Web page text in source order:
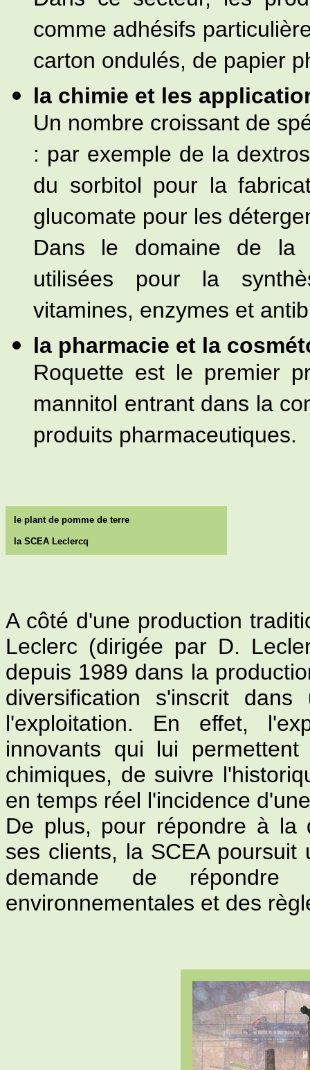
comme adhésifs
carton ondulés, de papier
la chimie et les
Un nombre croissant de
: par exemple de la
du sorbitol pour la
glucomate pour les
Dans le domaine de la
utilisées pour la
vitamines, enzymes et
la pharmacie et la
Roquette est le premier
mannitol entrant dans la
produits pharmaceutiques.
le plant de pomme de terre
la SCEA Leclercq
A côté d'une production
Leclerc (dirigée par D.
depuis 1989 dans la
diversification s'inscrit
l'exploitation. En effet,
innovants qui lui
chimiques, de suivre
en temps réel l'incidence
De plus, pour répondre à la
ses clients, la SCEA
demande de répondre
environnementales et des